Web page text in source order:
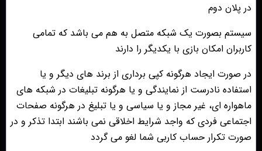
در پلان دوم
سیستم بصورت یک شبکه متصل به هم می باشد که تمامی
کاربران امکان بازی با یکدیگر را دارند
در صورت ایجاد هرگونه کپی برداری از برند های دیگر و یا
استفاده نادرست از نمایندگی و یا هرگونه تبلیغات در شبکه های
ماهواره ای، غیر مجاز و یا سیاسی و یا تبلیغ در هرگونه صفحات
اجتماعی فردی که واجد شرایط اخلاقی نمی باشند ابتدا تذکر و در
صورت تکرار حساب کاربی شما لغو می گردد